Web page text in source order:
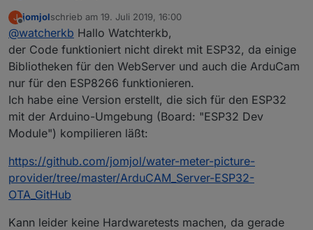
anpassen?
J
Offline
jomjolschrieb am 19. Juli 2019, 16:00
zuletzt editiert von
@watcherkb Hallo Watchterkb,
der Code funktioniert nicht direkt mit ESP32, da einige
Bibliotheken für den WebServer und auch die ArduCam
nur für den ESP8266 funktionieren.
Ich habe eine Version erstellt, die sich für den ESP32
mit der Arduino-Umgebung (Board: "ESP32 Dev
Module") kompilieren läßt:
https://github.com/jomjol/water-meter-picture-
provider/tree/master/ArduCAM_Server-ESP32-
OTA_GitHub
Kann leider keine Hardwaretests machen, da gerade